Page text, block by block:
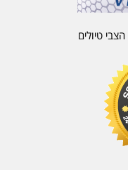
טיולים